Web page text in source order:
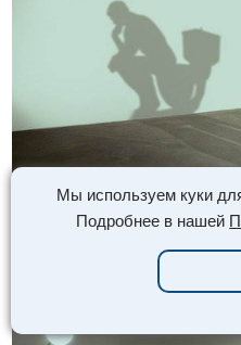
Мы используем куки
Подробнее в нашей